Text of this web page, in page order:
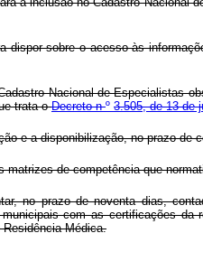
sobre o acesso às
Nacional de Especialistas
trata oDecreto nº 3.505, de 13 de
e a disponibilização, no prazo
de competência que
no prazo de noventa dias,
com as certificações
Médica.